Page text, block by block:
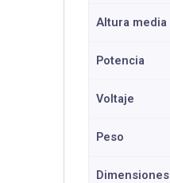
Altura media
Potencia
Voltaje
Peso
Dimensiones